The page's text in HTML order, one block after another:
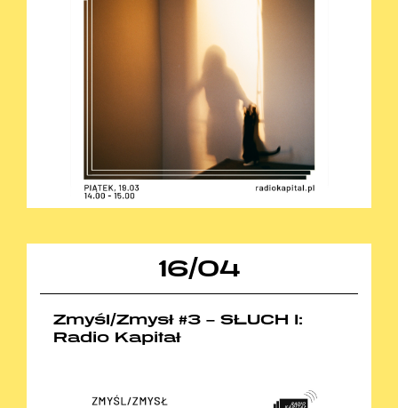
16/04
Zmyśl/Zmysł #3 – SŁUCH I:
Radio Kapitał